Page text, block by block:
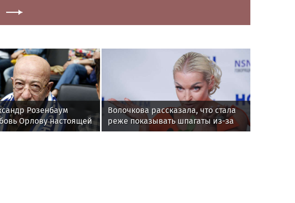
Розенбаум
Орлову настоящей
Волочкова рассказала, что стала
реже показывать шпагаты из-за
операции на ноге